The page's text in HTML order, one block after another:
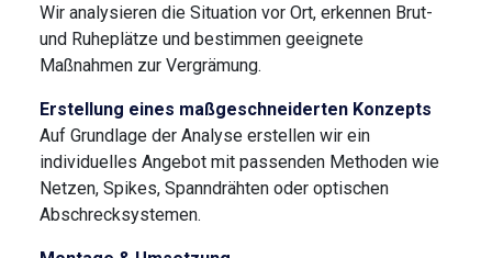
Wir analysieren die Situation vor Ort, erkennen Brut-
und Ruheplätze und bestimmen geeignete
Maßnahmen zur Vergrämung.
Erstellung eines maßgeschneiderten Konzepts
Auf Grundlage der Analyse erstellen wir ein
individuelles Angebot mit passenden Methoden wie
Netzen, Spikes, Spanndrähten oder optischen
Abschrecksystemen.